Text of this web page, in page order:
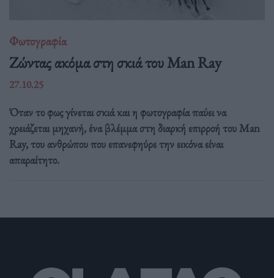
Φωτογραφία
Ζώντας ακόμα στη σκιά του Man Ray
27.10.25
Όταν το φως γίνεται σκιά και η φωτογραφία παύει να
χρειάζεται μηχανή, ένα βλέμμα στη διαρκή επιρροή του Man
Ray, του ανθρώπου που επανεφηύρε την εικόνα είναι
απαραίτητο.